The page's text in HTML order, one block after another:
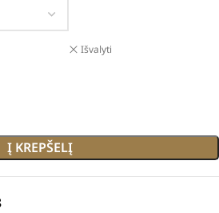
Išvalyti
Į KREPŠELĮ